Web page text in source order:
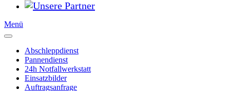
Menü
Abschleppdienst
Pannendienst
24h Notfallwerkstatt
Einsatzbilder
Auftragsanfrage